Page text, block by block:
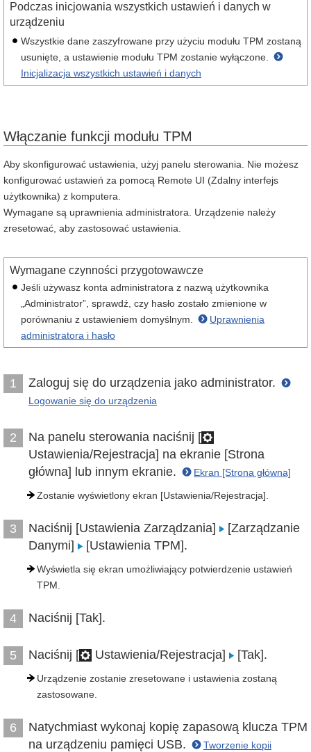
Podczas inicjowania wszystkich ustawień i danych w
urządzeniu
Wszystkie dane zaszyfrowane przy użyciu modułu TPM zostaną
usunięte, a ustawienie modułu TPM zostanie wyłączone.
Inicjalizacja wszystkich ustawień i danych
Włączanie funkcji modułu TPM
Aby skonfigurować ustawienia, użyj panelu sterowania. Nie możesz
konfigurować ustawień za pomocą Remote UI (Zdalny interfejs
użytkownika) z komputera.
Wymagane są uprawnienia administratora. Urządzenie należy
zresetować, aby zastosować ustawienia.
Wymagane czynności przygotowawcze
Jeśli używasz konta administratora z nazwą użytkownika
„Administrator”, sprawdź, czy hasło zostało zmienione w
porównaniu z ustawieniem domyślnym.
Uprawnienia
administratora i hasło
1 Zaloguj się do urządzenia jako administrator.
Logowanie się do urządzenia
2
Na panelu sterowania naciśnij [
Ustawienia/Rejestracja] na ekranie [Strona
główna] lub innym ekranie.
Ekran [Strona główna]
Zostanie wyświetlony ekran [Ustawienia/Rejestracja].
3 Naciśnij [Ustawienia Zarządzania]
[Zarządzanie
Danymi]
[Ustawienia TPM].
Wyświetla się ekran umożliwiający potwierdzenie ustawień
TPM.
4 Naciśnij [Tak].
5 Naciśnij [ Ustawienia/Rejestracja] [Tak].
Urządzenie zostanie zresetowane i ustawienia zostaną
zastosowane.
6
Natychmiast wykonaj kopię zapasową klucza TPM
na urządzeniu pamięci USB.
Tworzenie kopii